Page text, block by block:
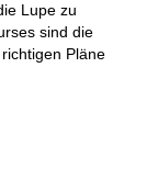
Lupe zu
sind die
Pläne